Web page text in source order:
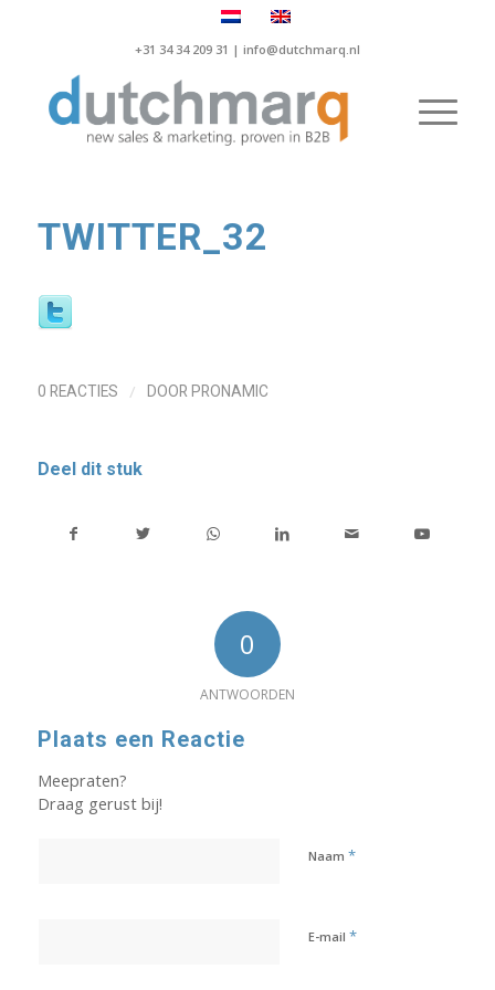
+31 34 34 209 31 | info@dutchmarq.nl
TWITTER_32
0 REACTIES / DOOR PRONAMIC
Deel dit stuk
0
ANTWOORDEN
Plaats een Reactie
Meepraten?
Draag gerust bij!
Naam *
E-mail *